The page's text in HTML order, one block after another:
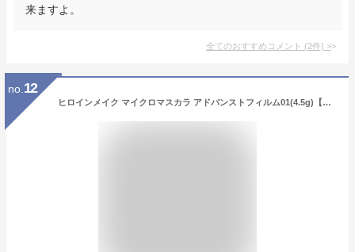
来ますよ。
全てのおすすめコメント (2件) >
no. 12
ヒロインメイク マイクロマスカラ アドバンストフィルム01(4.5g)【ヒロインメイク】[マスカラ マイクロブラシ 下まつげ お湯落ち]